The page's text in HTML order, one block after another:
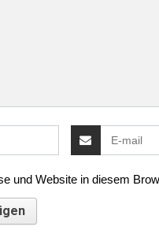
und Website in diesem